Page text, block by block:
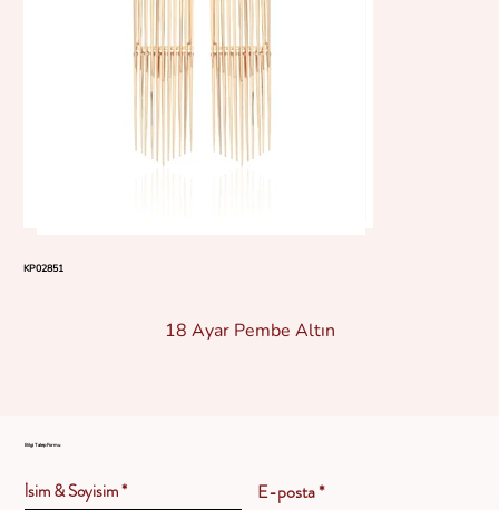
KP02851
18 Ayar Pembe Altın
Bilgi Talep Formu
İsim & Soyisim E-posta